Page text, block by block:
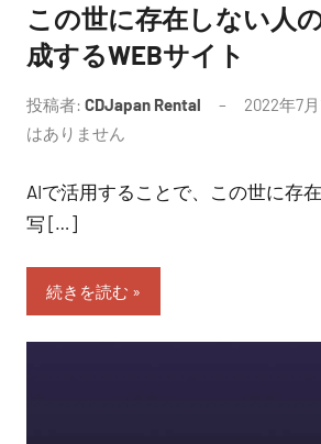
この世に存在しない人
成するWEBサイト
投稿者: CDJapan Rental 2022年7月
はありません
AIで活用することで、この世に存
写 […]
続きを読む